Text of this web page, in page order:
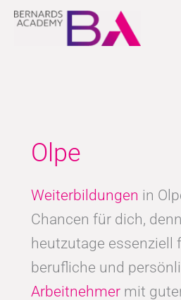
Zum
Inhalt
Olpe
Weiterbildungen in
Chancen für dich, denn
heutzutage essenziell
berufliche und
Arbeitnehmer mit